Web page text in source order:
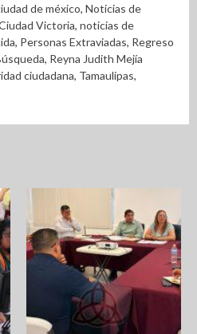
de méxico, Noticias de
Victoria, noticias de
, Personas Extraviadas, Regreso
, Reyna Judith Mejía
ciudadana, Tamaulipas,